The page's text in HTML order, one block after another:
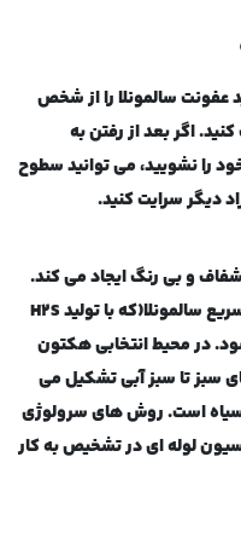
عفونت سالمونلا را از شخص
اگر بعد از رفتن به
را نشویید، می توانید سطوح
دیگر سرایت کنید.
و بی رنگ ایجاد می کند.
با تولید
در محیط انتخابی هکتون
سبز تا سبز آبی تشکیل می
سیاه است. روش های سرولوژی
لوله ای در تشخیص به کار